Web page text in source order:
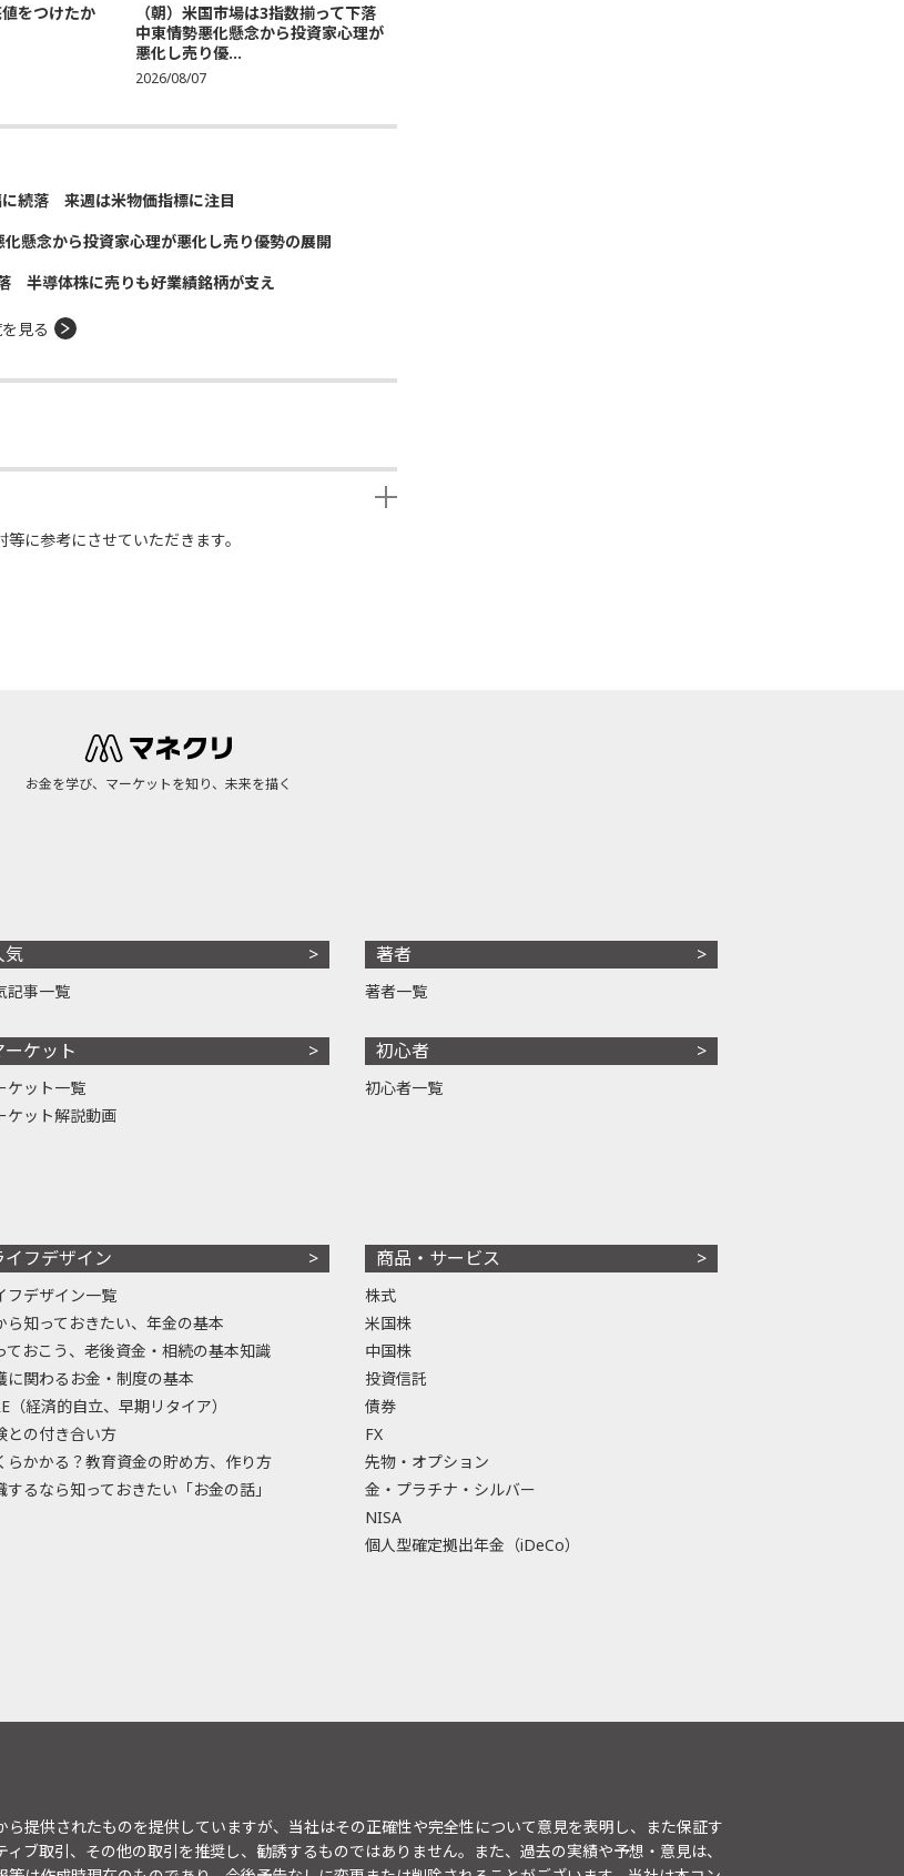
をつけたか
（朝）米国市場は3指数揃って下落
中東情勢悪化懸念から投資家心理が
悪化し売り優...
2026/08/07
に続落 来週は米物価指標に注目
懸念から投資家心理が悪化し売り優勢の展開
半導体株に売りも好業績銘柄が支え
見る
に参考にさせていただきます。
お金を学び、マーケットを知り、未来を描く
気
記事一覧
ーケット
ケット一覧
ケット解説動画
著者
著者一覧
初心者
初心者一覧
イフデザイン
フデザイン一覧
ら知っておきたい、年金の基本
ておこう、老後資金・相続の基本知識
に関わるお金・制度の基本
（経済的自立、早期リタイア）
との付き合い方
らかかる？教育資金の貯め方、作り方
するなら知っておきたい「お金の話」
商品・サービス
株式
米国株
中国株
投資信託
債券
FX
先物・オプション
金・プラチナ・シルバー
NISA
個人型確定拠出年金（iDeCo）
提供されたものを提供していますが、当社はその正確性や完全性について意見を表明し、また保証す
ブ取引、その他の取引を推奨し、勧誘するものではありません。また、過去の実績や予想・意見は、